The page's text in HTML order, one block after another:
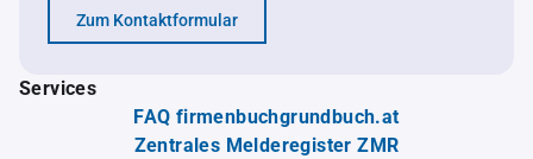
Zum Kontaktformular
Services
FAQ firmenbuchgrundbuch.at
Zentrales Melderegister ZMR